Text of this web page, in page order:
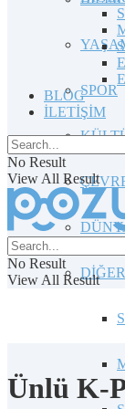
SPOR
DİĞER
BLOG
İLETİŞİM
No Result
View All Result
No Result
View All Result
Ünlü K-